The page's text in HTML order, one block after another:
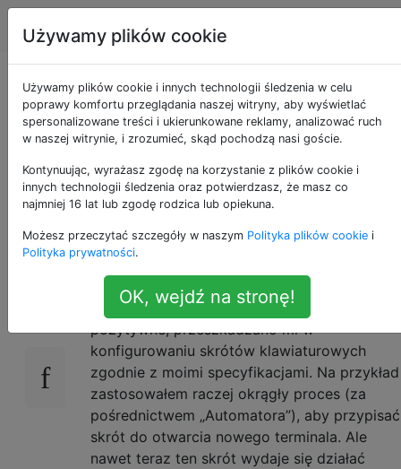
Apple Tagi
Pierwszeństwo
skrótu
klawiaturowego w OS
X.
Jestem nowy w Apple i chociaż
doświadczenie było w dużej mierze
pozytywne, przeszkadzano mi w
konfigurowaniu skrótów klawiaturowych
zgodnie z moimi specyfikacjami. Na przykład
zastosowałem raczej okrągły proces (za
pośrednictwem „Automatora”), aby przypisać
skrót do otwarcia nowego terminala. Ale
nawet teraz ten skrót wydaje się działać
Używamy plików cookie
Używamy plików cookie i innych technologii śledzenia w celu
poprawy komfortu przeglądania naszej witryny, aby wyświetlać
spersonalizowane treści i ukierunkowane reklamy, analizować ruch
w naszej witrynie, i zrozumieć, skąd pochodzą nasi goście.
Kontynuując, wyrażasz zgodę na korzystanie z plików cookie i
innych technologii śledzenia oraz potwierdzasz, że masz co
najmniej 16 lat lub zgodę rodzica lub opiekuna.
Możesz przeczytać szczegóły w naszym Polityka plików cookie i
Polityka prywatności.
OK, wejdź na stronę!